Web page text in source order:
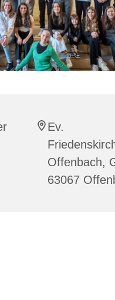
Ev.
Offenbach,
63067